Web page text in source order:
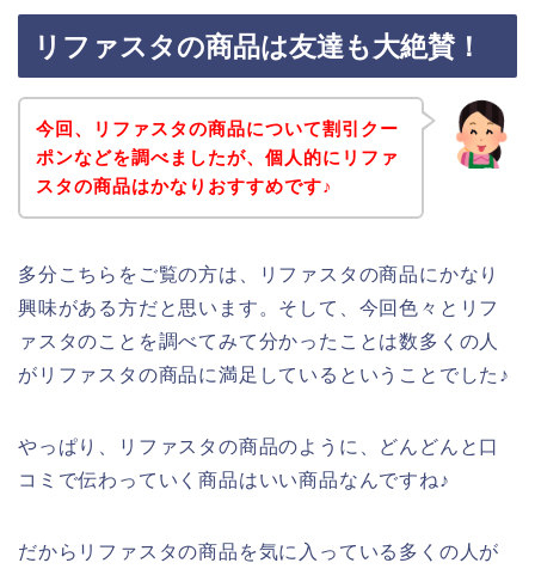
リファスタの商品は友達も大絶賛！
今回、リファスタの商品について割引クー
ポンなどを調べましたが、個人的にリファ
スタの商品はかなりおすすめです♪
多分こちらをご覧の方は、リファスタの商品にかなり
興味がある方だと思います。そして、今回色々とリフ
ァスタのことを調べてみて分かったことは数多くの人
がリファスタの商品に満足しているということでした♪
やっぱり、リファスタの商品のように、どんどんと口
コミで伝わっていく商品はいい商品なんですね♪
だからリファスタの商品を気に入っている多くの人が